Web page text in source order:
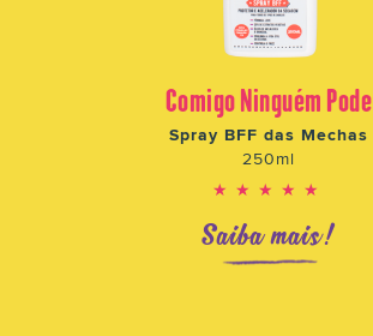
Comigo Ninguém Pode
Spray BFF das Mechas
250ml
★★★★★
Saiba mais!